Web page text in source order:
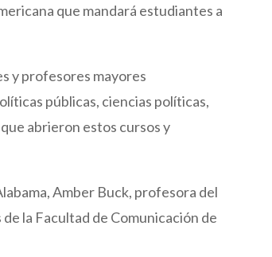
que mandará estudiantes a
y profesores mayores
públicas, ciencias políticas,
abrieron estos cursos y
Amber Buck, profesora del
la Facultad de Comunicación de